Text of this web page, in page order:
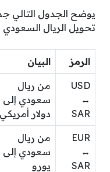
يوضح الجدول التالي
تحويل الريال
الرمز البيان
USD
↔
SAR
من ريال
سعودي إلى
دولار أمريكي
EUR
↔
SAR
من ريال
سعودي إلى
يورو